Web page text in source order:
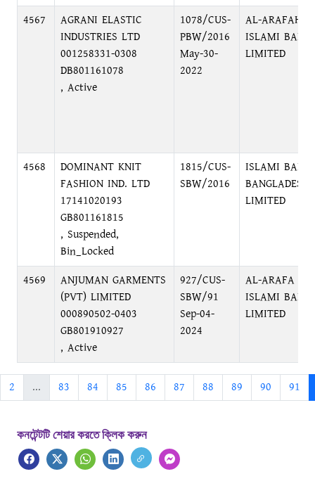
4567
AGRANI ELASTIC
INDUSTRIES LTD
001258331-0308
DB801161078
, Active
1078/CUS-
PBW/2016
May-30-
2022
AL-ARAFAH
ISLAMI BANK
LIMITED
4568
DOMINANT KNIT
FASHION IND. LTD
17141020193
GB801161815
, Suspended,
Bin_Locked
1815/CUS-
SBW/2016
ISLAMI BANK
BANGLADESH
LIMITED
4569
ANJUMAN GARMENTS
(PVT) LIMITED
000890502-0403
GB801910927
, Active
927/CUS-
SBW/91
Sep-04-
2024
AL-ARAFA
ISLAMI BANK
LIMITED
2 ... 83 84 85 86 87 88 89 90 91
কনটেন্টটি শেয়ার করতে ক্লিক করুন